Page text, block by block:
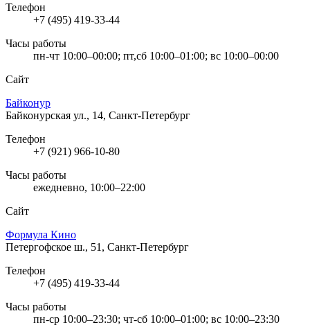
Телефон
+7 (495) 419-33-44
Часы работы
пн-чт 10:00–00:00; пт,сб 10:00–01:00; вс 10:00–00:00
Сайт
Байконур
Байконурская ул., 14, Санкт-Петербург
Телефон
+7 (921) 966-10-80
Часы работы
ежедневно, 10:00–22:00
Сайт
Формула Кино
Петергофское ш., 51, Санкт-Петербург
Телефон
+7 (495) 419-33-44
Часы работы
пн-ср 10:00–23:30; чт-сб 10:00–01:00; вс 10:00–23:30